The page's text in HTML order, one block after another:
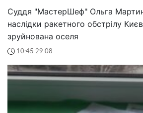
Суддя "МастерШеф" Ольга
наслідки ракетного обстрілу
зруйнована оселя
10:45 29.08